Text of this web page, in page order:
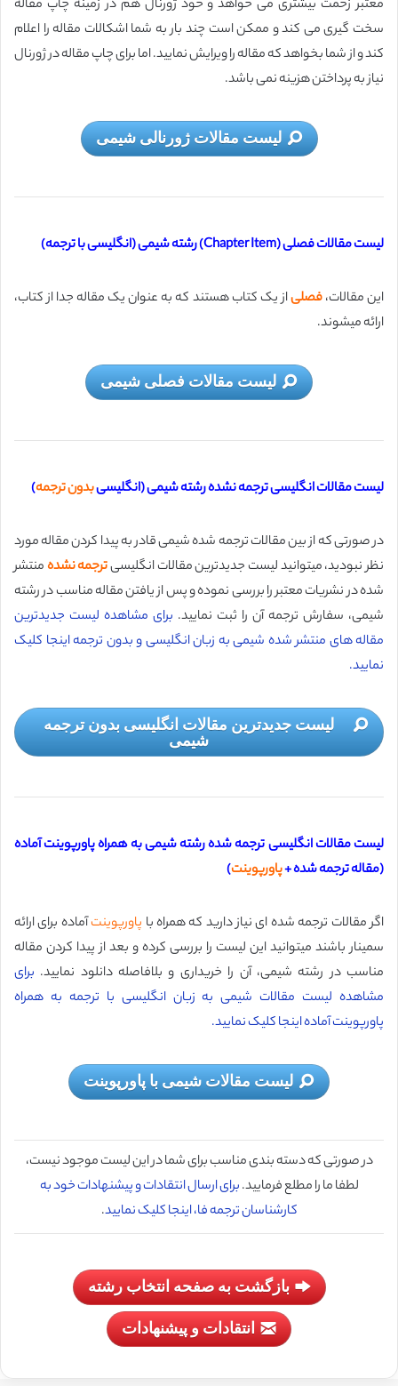
معتبر زحمت بیشتری می خواهد و خود ژورنال هم در زمینه چاپ مقاله
سخت گیری می کند و ممکن است چند بار به شما اشکالات مقاله را اعلام
کند و از شما بخواهد که مقاله را ویرایش نمایید. اما برای چاپ مقاله در ژورنال
نیاز به پرداختن هزینه نمی باشد.
لیست مقالات ژورنالی شیمی
لیست مقالات فصلی (Chapter Item) رشته شیمی (انگلیسی با ترجمه)
این مقالات،فصلیاز یک کتاب هستند که به عنوان یک مقاله جدا از کتاب،
ارائه میشوند.
لیست مقالات فصلی شیمی
لیست مقالات انگلیسی ترجمه نشده رشته شیمی (انگلیسیبدون ترجمه)
در صورتی که از بین مقالات ترجمه شده شیمی قادر به پیدا کردن مقاله مورد
نظر نبودید، میتوانید لیست جدیدترین مقالات انگلیسیترجمه نشدهمنتشر
شده در نشریات معتبر را بررسی نموده و پس از یافتن مقاله مناسب در رشته
شیمی، سفارش ترجمه آن را ثبت نمایید. برای مشاهده لیست جدیدترین
مقاله های منتشر شده شیمی به زبان انگلیسی و بدون ترجمه اینجا کلیک
نمایید.
لیست جدیدترین مقالات انگلیسی بدون ترجمه
شیمی
لیست مقالات انگلیسی ترجمه شده رشته شیمی به همراه پاورپوینت آماده
(مقاله ترجمه شده +پاورپوینت)
اگر مقالات ترجمه شده ای نیاز دارید که همراه با پاورپوینتآماده برای ارائه
سمینار باشند میتوانید این لیست را بررسی کرده و بعد از پیدا کردن مقاله
مناسب در رشته شیمی، آن را خریداری و بلافاصله دانلود نمایید. برای
مشاهده لیست مقالات شیمی به زبان انگلیسی با ترجمه به همراه
پاورپوینت آماده اینجا کلیک نمایید.
لیست مقالات شیمی با پاورپوینت
در صورتی که دسته بندی مناسب برای شما در این لیست موجود نیست،
لطفا ما را مطلع فرمایید.برای ارسال انتقادات و پیشنهادات خود به
کارشناسان ترجمه فا، اینجا کلیک نمایید.
بازگشت به صفحه انتخاب رشته
انتقادات و پیشنهادات